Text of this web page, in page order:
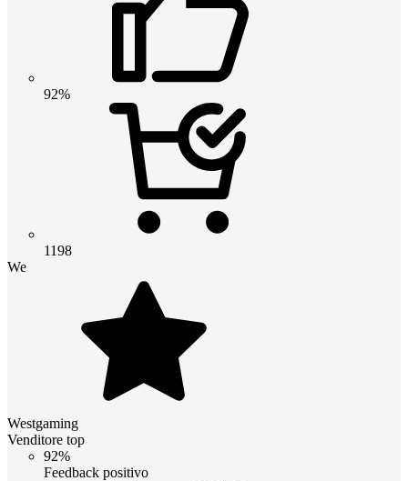
92%
1198
We
Westgaming
Venditore top
92%
Feedback positivo